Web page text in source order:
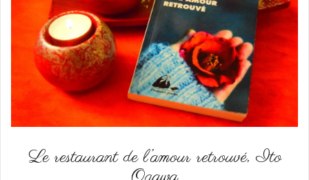
Le restaurant de l’amour retrouvé, Ito